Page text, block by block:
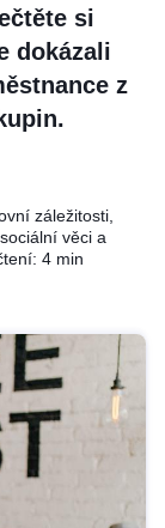
si
dokázali
z
záležitosti,
věci a
4 min